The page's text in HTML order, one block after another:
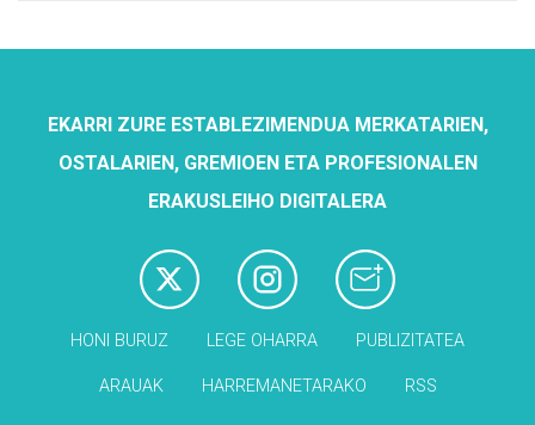
EKARRI ZURE ESTABLEZIMENDUA MERKATARIEN,
OSTALARIEN, GREMIOEN ETA PROFESIONALEN
ERAKUSLEIHO DIGITALERA
HONI BURUZ LEGE OHARRA PUBLIZITATEA
ARAUAK HARREMANETARAKO RSS